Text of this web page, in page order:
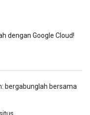
dengan Google Cloud!
bergabunglah bersama